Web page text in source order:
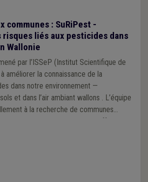
communes : SuRiPest -
risques liés aux pesticides dans
Wallonie
par l’ISSeP (Institut Scientifique de
améliorer la connaissance de la
dans notre environnement —
et dans l’air ambiant wallons . L’équipe
à la recherche de communes
à cette démarche, ce qui offrira